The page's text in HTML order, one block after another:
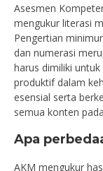
Asesmen
mengukur literasi
Pengertian
dan numerasi
harus dimiliki
produktif dalam
esensial serta
semua konten
Apa
AKM mengukur